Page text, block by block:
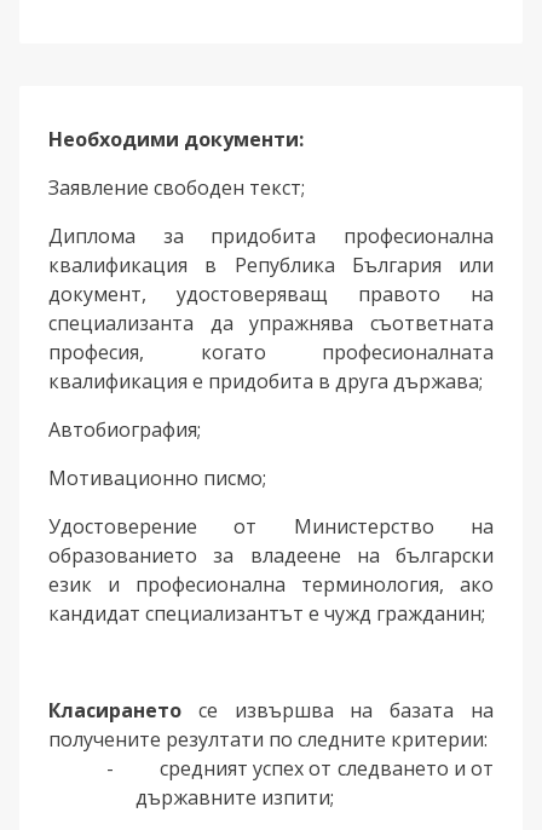
Необходими документи:
Заявление свободен текст;
Диплома за придобита професионална
квалификация в Република България или
документ, удостоверяващ правото на
специализанта да упражнява съответната
професия, когато професионалната
квалификация е придобита в друга държава;
Автобиография;
Мотивационно писмо;
Удостоверение от Министерство на
образованието за владеене на български
език и професионална терминология, ако
кандидат специализантът е чужд гражданин;
Класирането се извършва на базата на
получените резултати по следните критерии:
-
средният успех от следването и от
държавните изпити;